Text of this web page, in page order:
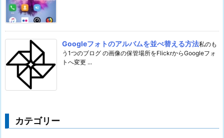
Googleフォトのアルバムを並べ替える方法私のも
う1つのブログ の画像の保管場所をFlickrからGoogleフォ
トへ変更 ...
カテゴリー